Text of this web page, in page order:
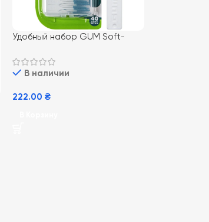
Удобный набор GUM Soft-
ежедневного ухода за зубами
В наличии
222.00 ₴